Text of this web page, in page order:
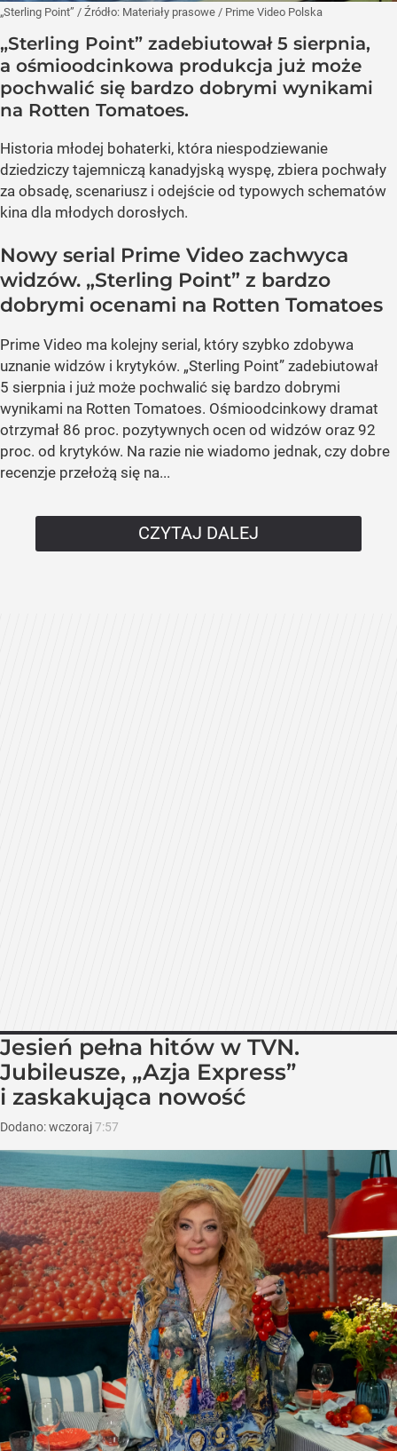
„Sterling Point” / Źródło: Materiały prasowe / Prime Video Polska
„Sterling Point” zadebiutował 5 sierpnia,
a ośmioodcinkowa produkcja już może
pochwalić się bardzo dobrymi wynikami
na Rotten Tomatoes.
Historia młodej bohaterki, która niespodziewanie
dziedziczy tajemniczą kanadyjską wyspę, zbiera pochwały
za obsadę, scenariusz i odejście od typowych schematów
kina dla młodych dorosłych.
Nowy serial Prime Video zachwyca
widzów. „Sterling Point” z bardzo
dobrymi ocenami na Rotten Tomatoes
Prime Video ma kolejny serial, który szybko zdobywa
uznanie widzów i krytyków. „Sterling Point” zadebiutował
5 sierpnia i już może pochwalić się bardzo dobrymi
wynikami na Rotten Tomatoes. Ośmioodcinkowy dramat
otrzymał 86 proc. pozytywnych ocen od widzów oraz 92
proc. od krytyków. Na razie nie wiadomo jednak, czy dobre
recenzje przełożą się na...
CZYTAJ DALEJ
Jesień pełna hitów w TVN.
Jubileusze, „Azja Express”
i zaskakująca nowość
Dodano:wczoraj7:57